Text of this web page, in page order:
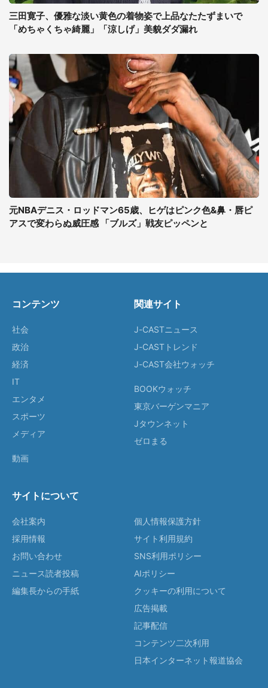
三田寛子、優雅な淡い黄色の着物姿で上品なたたずまいで
「めちゃくちゃ綺麗」「涼しげ」美貌ダダ漏れ
元NBAデニス・ロッドマン65歳、ヒゲはピンク色&鼻・唇ピ
アスで変わらぬ威圧感 「ブルズ」戦友ピッペンと
コンテンツ
社会
政治
経済
IT
エンタメ
スポーツ
メディア
動画
関連サイト
J-CASTニュース
J-CASTトレンド
J-CAST会社ウォッチ
BOOKウォッチ
東京バーゲンマニア
Jタウンネット
ゼロまる
サイトについて
会社案内
採用情報
お問い合わせ
ニュース読者投稿
編集長からの手紙
個人情報保護方針
サイト利用規約
SNS利用ポリシー
AIポリシー
クッキーの利用について
広告掲載
記事配信
コンテンツ二次利用
日本インターネット報道協会